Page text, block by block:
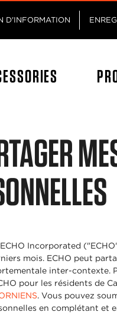
D'INFORMATION
Incorporated
mois. ECHO peut
inter-contexte.
pour les résidents de
. Vous pouvez
en complétant et